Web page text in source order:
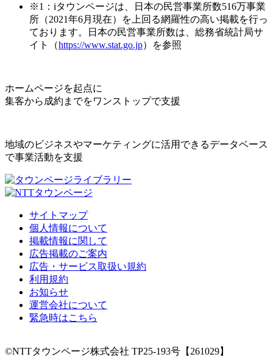
※1：iタウンページは、日本の民営事業所数516万事業
所（2021年6月現在）を上回る網羅性の高い掲載を行っ
ております。日本の民営事業所数は、総務省統計局サ
イト（https://www.stat.go.jp）を参照
ホームページを起点に
集客から成約までをワンストップで支援
地域のビジネスやマーケティングに活用できるデータベース
で事業活動を支援
サイトマップ
個人情報について
掲載情報に関して
広告掲載のご案内
広告・サービス取扱い規約
利用規約
お知らせ
運営会社について
緊急時はこちら
©NTTタウンページ株式会社 TP25-193号【261029】